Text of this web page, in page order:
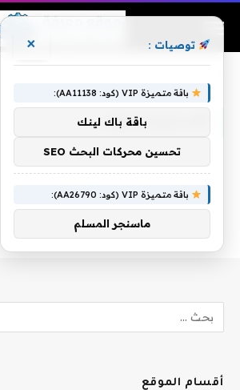
اكل رجيم سهل
أقسام الموقع
توصيات : ×
باقة متميزة VIP (كود: AA11138):
باقة باك لينك
تحسين محركات البحث SEO
باقة متميزة VIP (كود: AA26790):
ماسنجر المسلم